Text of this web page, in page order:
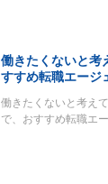
働きたくないと考
すすめ転職エージ
働きたくないと考え
で、おすすめ転職エ